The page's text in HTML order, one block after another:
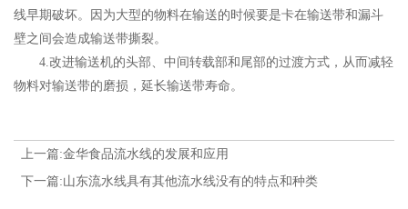
线早期破坏。因为大型的物料在输送的时候要是卡在输送带和漏斗
壁之间会造成输送带撕裂。
4.改进输送机的头部、中间转载部和尾部的过渡方式，从而减轻
物料对输送带的磨损，延长输送带寿命。
上一篇:金华食品流水线的发展和应用
下一篇:山东流水线具有其他流水线没有的特点和种类